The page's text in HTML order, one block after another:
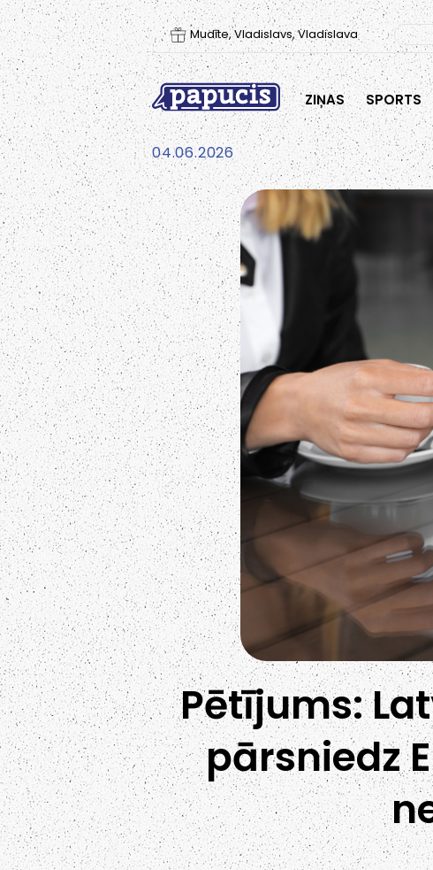
Mudīte, Vladislavs, Vladislava
ZIŅAS SPORTS
04.06.2026
Pētījums:
pārsniedz